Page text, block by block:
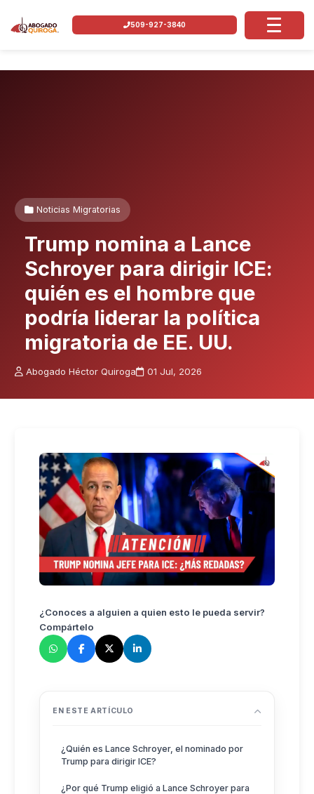
509-927-3840
Noticias Migratorias
Trump nomina a Lance
Schroyer para dirigir ICE:
quién es el hombre que
podría liderar la política
migratoria de EE. UU.
Abogado Héctor Quiroga 01 Jul, 2026
¿Conoces a alguien a quien esto le pueda servir?
Compártelo
EN ESTE ARTÍCULO
¿Quién es Lance Schroyer, el nominado por
Trump para dirigir ICE?
¿Por qué Trump eligió a Lance Schroyer para